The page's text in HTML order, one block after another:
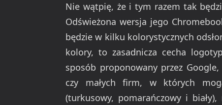
Nie wątpię, że i tym razem tak
Odświeżona wersja jego
będzie w kilku kolorystycznych
kolory, to zasadnicza cecha
sposób proponowany przez
czy małych firm, w których
(turkusowy, pomarańczowy i